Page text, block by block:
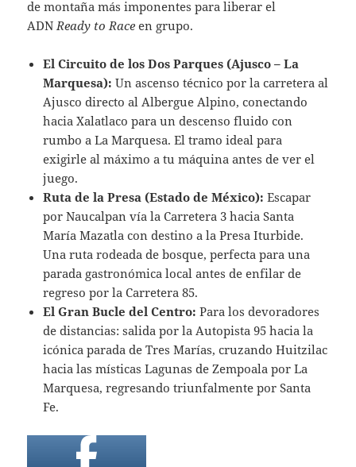
de montaña más imponentes para liberar el
ADN Ready to Race en grupo.
El Circuito de los Dos Parques (Ajusco – La
Marquesa): Un ascenso técnico por la carretera al
Ajusco directo al Albergue Alpino, conectando
hacia Xalatlaco para un descenso fluido con
rumbo a La Marquesa. El tramo ideal para
exigirle al máximo a tu máquina antes de ver el
juego.
Ruta de la Presa (Estado de México): Escapar
por Naucalpan vía la Carretera 3 hacia Santa
María Mazatla con destino a la Presa Iturbide.
Una ruta rodeada de bosque, perfecta para una
parada gastronómica local antes de enfilar de
regreso por la Carretera 85.
El Gran Bucle del Centro: Para los devoradores
de distancias: salida por la Autopista 95 hacia la
icónica parada de Tres Marías, cruzando Huitzilac
hacia las místicas Lagunas de Zempoala por La
Marquesa, regresando triunfalmente por Santa
Fe.